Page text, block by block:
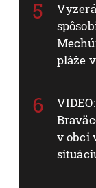
pláže
v obci